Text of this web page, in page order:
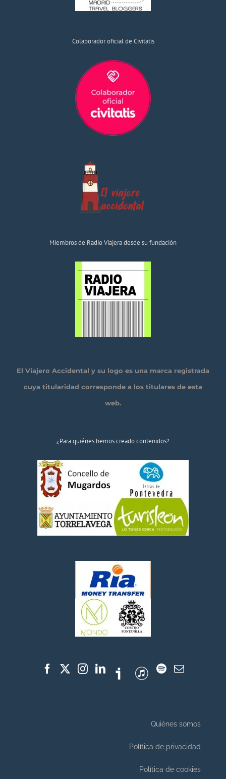
Colaborador oficial de Civitatis
Miembros de Radio Viajera desde su fundación
El Viajero Accidental y su logo es una marca registrada
cuya titularidad corresponde a los titulares de esta
web.
¿Para quiénes hemos creado contenidos?
Quiénes somos
Política de privacidad
Política de cookies